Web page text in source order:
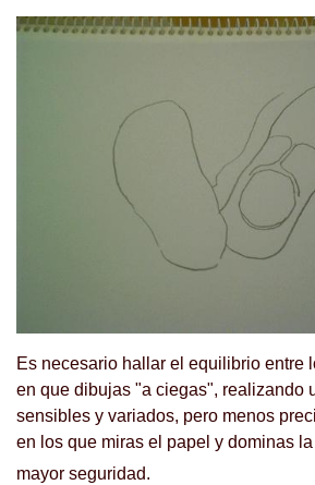
Es necesario hallar el equilibrio entre
en que dibujas "a ciegas", realizando
sensibles y variados, pero menos
en los que miras el papel y dominas
mayor seguridad.